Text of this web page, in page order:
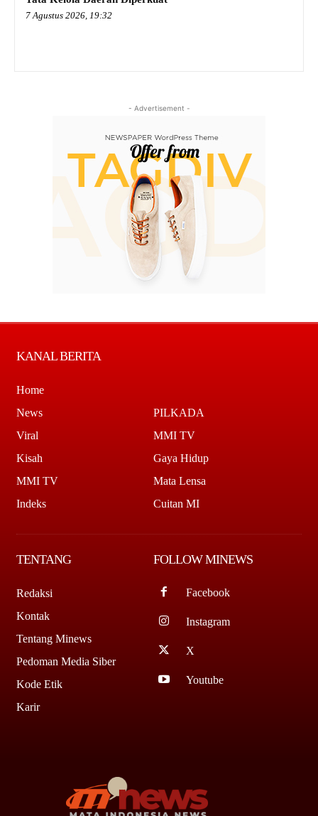
7 Agustus 2026, 19:32
- Advertisement -
KANAL BERITA
Home
News
Viral
Kisah
MMI TV
Indeks
PILKADA
MMI TV
Gaya Hidup
Mata Lensa
Cuitan MI
TENTANG
Redaksi
Kontak
Tentang Minews
Pedoman Media Siber
Kode Etik
Karir
FOLLOW MINEWS
Facebook
Instagram
X
Youtube